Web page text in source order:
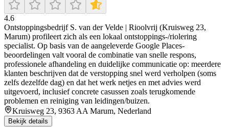
4.6
Ontstoppingsbedrijf S. van der Velde | Rioolvrij (Kruisweg 23,
Marum) profileert zich als een lokaal ontstoppings-/riolering
specialist. Op basis van de aangeleverde Google Places-
beoordelingen valt vooral de combinatie van snelle respons,
professionele afhandeling en duidelijke communicatie op: meerdere
klanten beschrijven dat de verstopping snel werd verholpen (soms
zelfs dezelfde dag) en dat het werk netjes en met advies werd
uitgevoerd, inclusief concrete casussen zoals terugkomende
problemen en reiniging van leidingen/buizen.
Kruisweg 23, 9363 AA Marum, Nederland
Bekijk details